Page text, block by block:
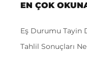
EN ÇOK
Eş Durumu Tayin
Tahlil Sonuçları